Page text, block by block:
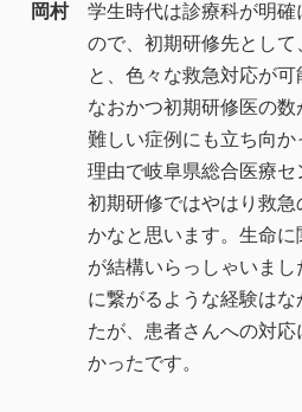
岡村
学生時代は診療科が明
ので、初期研修先として
と、色々な救急対応が可
なおかつ初期研修医の
難しい症例にも立ち向か
理由で岐阜県総合医療セ
初期研修ではやはり救
かなと思います。生命
が結構いらっしゃいま
に繋がるような経験は
たが、患者さんへの対
かったです。